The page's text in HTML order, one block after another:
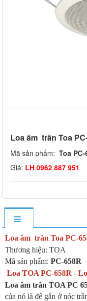
Loa âm trần Toa
Mã sản phẩm: Toa PC-
Giá: LH 0962 887 951
Loa âm trần Toa PC-
Thương hiệu: TOA
Mã sản phẩm: PC-658R
Loa TOA PC-658R -
Loa âm trần TOA PC
của nó là để gắn ở nóc